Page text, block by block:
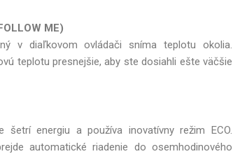
ME)
v diaľkovom ovládači sníma teplotu okolia.
teplotu presnejšie, aby ste dosiahli ešte väčšie
šetrí energiu a používa inovatívny režim ECO.
automatické riadenie do osemhodinového